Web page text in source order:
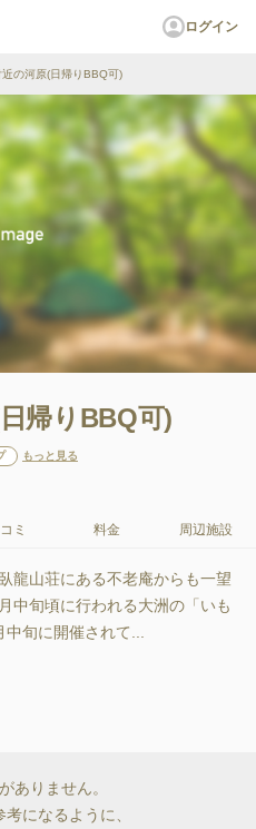
ログイン
の河原(日帰りBBQ可)
帰りBBQ可)
もっと見る
ミ 料金 周辺施設
龍山荘にある不老庵からも一望
中旬頃に行われる大洲の「いも
旬に開催されて...
ありません。
になるように、